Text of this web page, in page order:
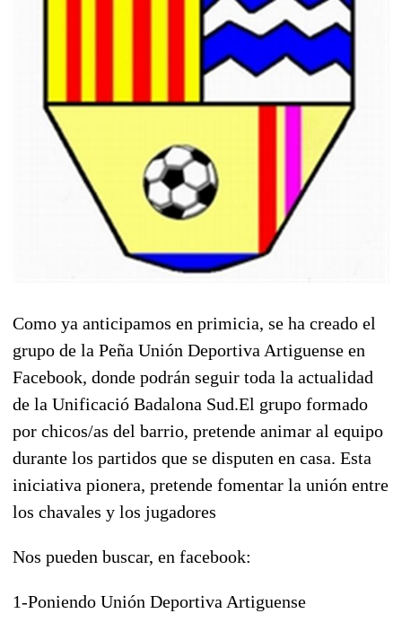
Como ya anticipamos en primicia, se ha creado el
grupo de la Peña Unión Deportiva Artiguense en
Facebook, donde podrán seguir toda la actualidad
de la Unificació Badalona Sud.El grupo formado
por chicos/as del barrio, pretende animar al equipo
durante los partidos que se disputen en casa. Esta
iniciativa pionera, pretende fomentar la unión entre
los chavales y los jugadores
Nos pueden buscar, en facebook:
1-Poniendo Unión Deportiva Artiguense